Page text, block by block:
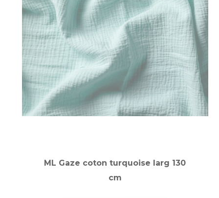
ML Gaze coton turquoise larg 130
cm